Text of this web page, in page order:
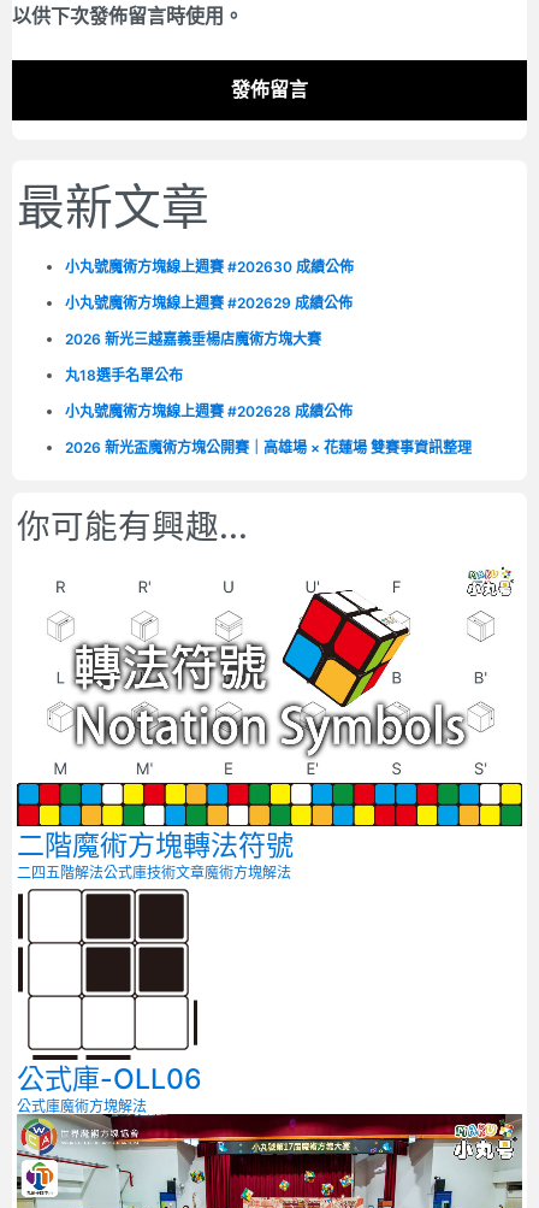
以供下次發佈留言時使用。
最新文章
小丸號魔術方塊線上週賽 #202630 成績公佈
小丸號魔術方塊線上週賽 #202629 成績公佈
2026 新光三越嘉義垂楊店魔術方塊大賽
丸18選手名單公布
小丸號魔術方塊線上週賽 #202628 成績公佈
2026 新光盃魔術方塊公開賽｜高雄場 × 花蓮場 雙賽事資訊整理
你可能有興趣...
二階魔術方塊轉法符號
二四五階解法公式庫技術文章魔術方塊解法
公式庫-OLL06
公式庫魔術方塊解法